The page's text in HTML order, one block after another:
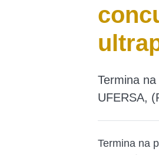
Termina
UFERSA,
Termina na